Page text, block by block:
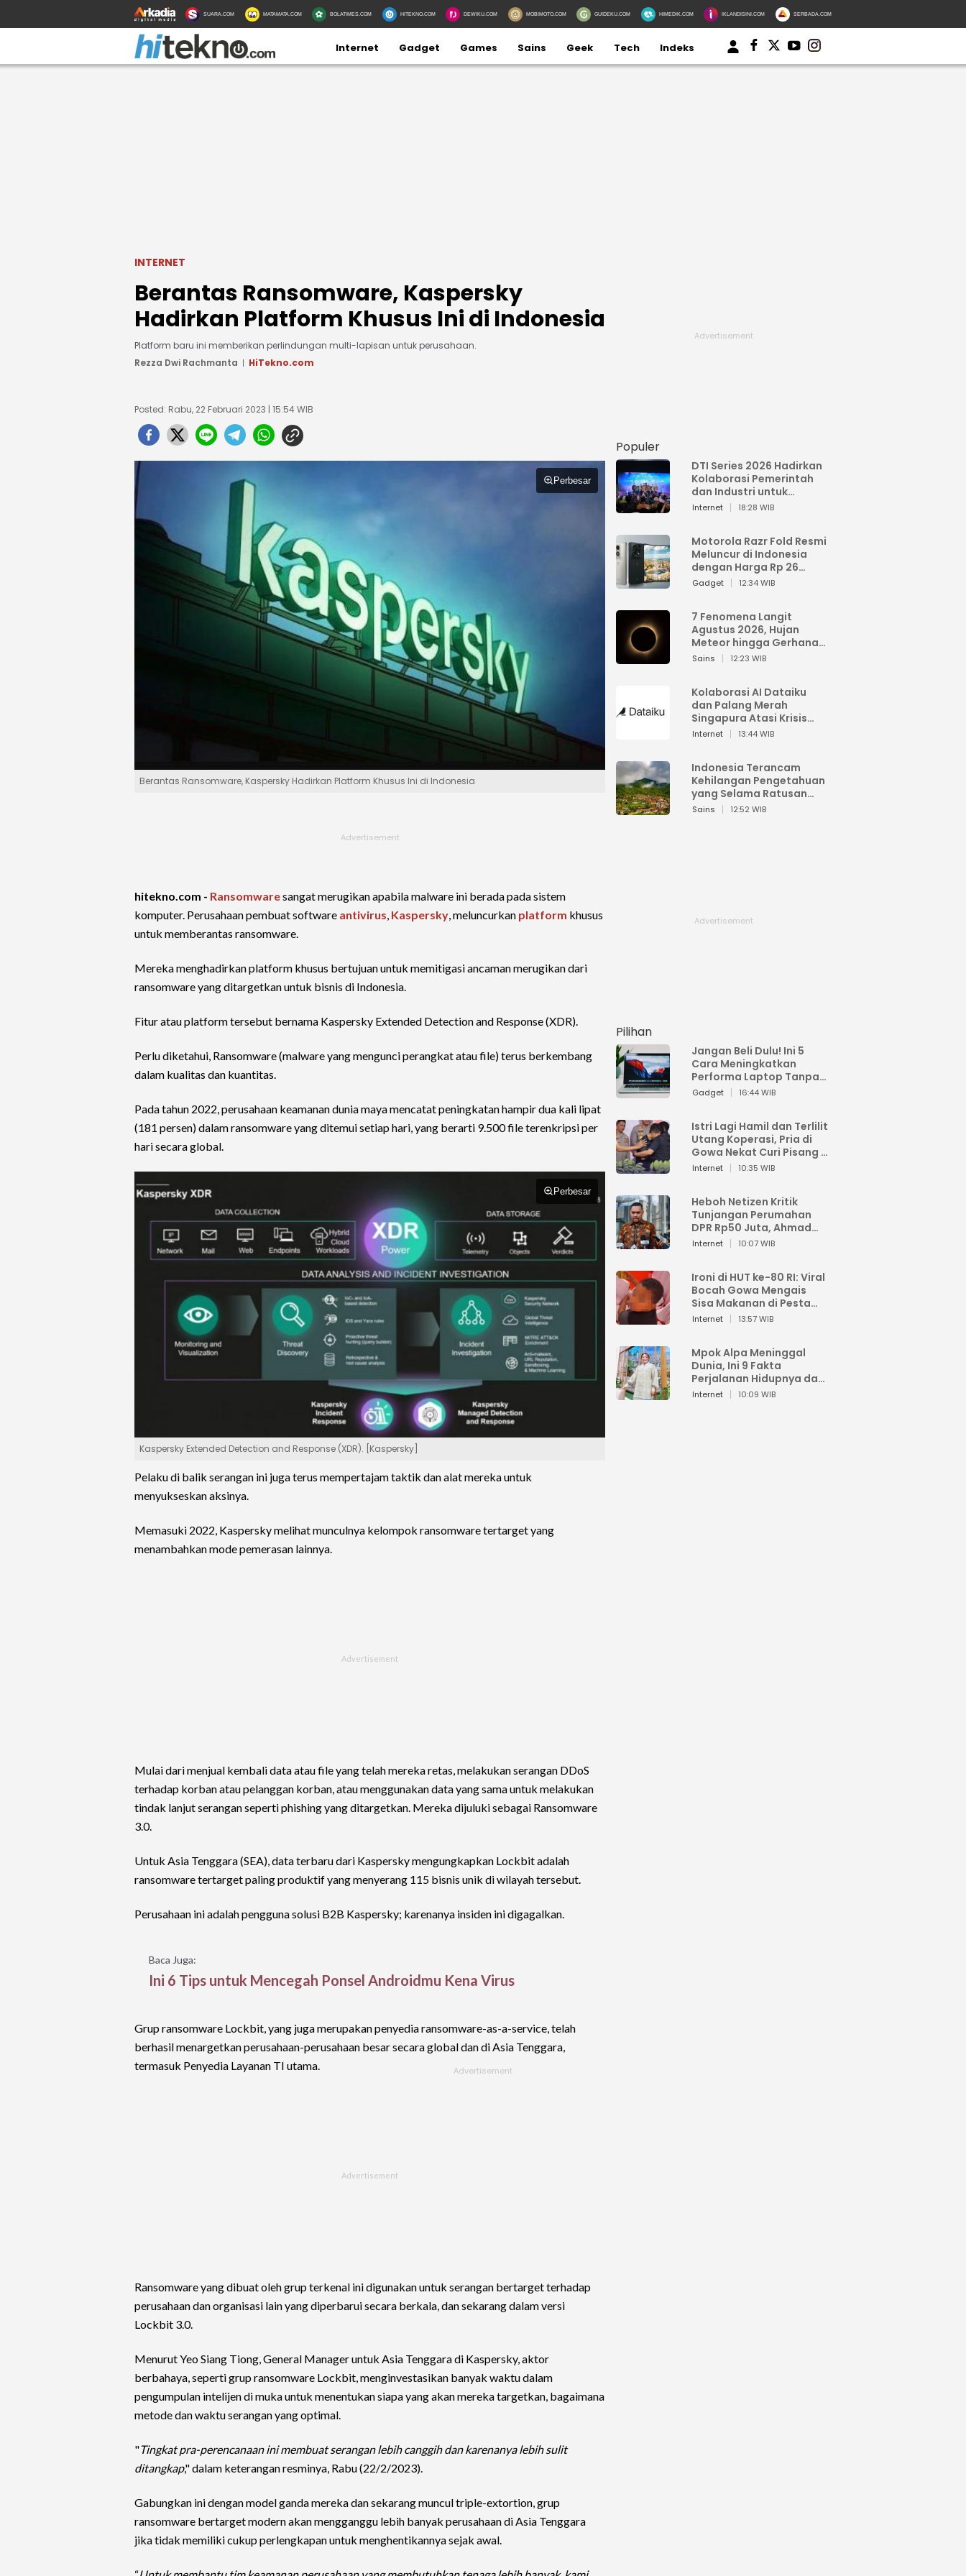
SUARA.COM MATAMATA.COM BOLATIMES.COM HITEKNO.COM DEWIKU.COM MOBIMOTO.COM GUIDEKU.COM HIMEDIK.COM IKLANDISINI.COM SERBADA.COM
Internet Gadget Games Sains Geek Tech Indeks
INTERNET
Berantas Ransomware, Kaspersky
Hadirkan Platform Khusus Ini di Indonesia
Platform baru ini memberikan perlindungan multi-lapisan untuk perusahaan.
Rezza Dwi Rachmanta
HiTekno.com
Posted: Rabu, 22 Februari 2023 | 15:54 WIB
Perbesar
Berantas Ransomware, Kaspersky Hadirkan Platform Khusus Ini di Indonesia
hitekno.com - Ransomwaresangat merugikan apabila malware ini berada pada sistem
komputer. Perusahaan pembuat software antivirus, Kaspersky, meluncurkan platform khusus
untuk memberantas ransomware.
Mereka menghadirkan platform khusus bertujuan untuk memitigasi ancaman merugikan dari
ransomware yang ditargetkan untuk bisnis di Indonesia.
Fitur atau platform tersebut bernama Kaspersky Extended Detection and Response (XDR).
Perlu diketahui, Ransomware (malware yang mengunci perangkat atau file) terus berkembang
dalam kualitas dan kuantitas.
Pada tahun 2022, perusahaan keamanan dunia maya mencatat peningkatan hampir dua kali lipat
(181 persen) dalam ransomware yang ditemui setiap hari, yang berarti 9.500 file terenkripsi per
hari secara global.
Perbesar
Kaspersky Extended Detection and Response (XDR). [Kaspersky]
Pelaku di balik serangan ini juga terus mempertajam taktik dan alat mereka untuk
menyukseskan aksinya.
Memasuki 2022, Kaspersky melihat munculnya kelompok ransomware tertarget yang
menambahkan mode pemerasan lainnya.
Mulai dari menjual kembali data atau file yang telah mereka retas, melakukan serangan DDoS
terhadap korban atau pelanggan korban, atau menggunakan data yang sama untuk melakukan
tindak lanjut serangan seperti phishing yang ditargetkan. Mereka dijuluki sebagai Ransomware
3.0.
Untuk Asia Tenggara (SEA), data terbaru dari Kaspersky mengungkapkan Lockbit adalah
ransomware tertarget paling produktif yang menyerang 115 bisnis unik di wilayah tersebut.
Perusahaan ini adalah pengguna solusi B2B Kaspersky; karenanya insiden ini digagalkan.
Baca Juga:
Ini 6 Tips untuk Mencegah Ponsel Androidmu Kena Virus
Grup ransomware Lockbit, yang juga merupakan penyedia ransomware-as-a-service, telah
berhasil menargetkan perusahaan-perusahaan besar secara global dan di Asia Tenggara,
termasuk Penyedia Layanan TI utama.
Ransomware yang dibuat oleh grup terkenal ini digunakan untuk serangan bertarget terhadap
perusahaan dan organisasi lain yang diperbarui secara berkala, dan sekarang dalam versi
Lockbit 3.0.
Menurut Yeo Siang Tiong, General Manager untuk Asia Tenggara di Kaspersky, aktor
berbahaya, seperti grup ransomware Lockbit, menginvestasikan banyak waktu dalam
pengumpulan intelijen di muka untuk menentukan siapa yang akan mereka targetkan, bagaimana
metode dan waktu serangan yang optimal.
"Tingkat pra-perencanaan ini membuat serangan lebih canggih dan karenanya lebih sulit
ditangkap," dalam keterangan resminya, Rabu (22/2/2023).
Gabungkan ini dengan model ganda mereka dan sekarang muncul triple-extortion, grup
ransomware bertarget modern akan mengganggu lebih banyak perusahaan di Asia Tenggara
jika tidak memiliki cukup perlengkapan untuk menghentikannya sejak awal.
Populer
DTI Series 2026 Hadirkan
Kolaborasi Pemerintah
dan Industri untuk
Percepatan
Internet 18:28 WIB
Motorola Razr Fold Resmi
Meluncur di Indonesia
dengan Harga Rp 26
Jutaan
Gadget 12:34 WIB
7 Fenomena Langit
Agustus 2026, Hujan
Meteor hingga Gerhana
Matahari
Sains 12:23 WIB
Kolaborasi AI Dataiku
dan Palang Merah
Singapura Atasi Krisis
Bencana
Internet 13:44 WIB
Indonesia Terancam
Kehilangan Pengetahuan
yang Selama Ratusan
Tahun Menjaga Alam
Sains 12:52 WIB
Pilihan
Jangan Beli Dulu! Ini 5
Cara Meningkatkan
Performa Laptop Tanpa
Harus Beli Baru
Gadget 16:44 WIB
Istri Lagi Hamil dan Terlilit
Utang Koperasi, Pria di
Gowa Nekat Curi Pisang 4
Tandan Milik Tetangga,
Internet 10:35 WIB
Heboh Netizen Kritik
Tunjangan Perumahan
DPR Rp50 Juta, Ahmad
Sahroni: Enggak Senang
Internet 10:07 WIB
Ironi di HUT ke-80 RI: Viral
Bocah Gowa Mengais
Sisa Makanan di Pesta
Kemerdekaan
Internet 13:57 WIB
Mpok Alpa Meninggal
Dunia, Ini 9 Fakta
Perjalanan Hidupnya dari
Viral hingga Puncak
Internet 10:09 WIB